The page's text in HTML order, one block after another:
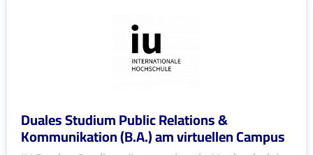
Duales Studium Public Relations &
Kommunikation (B.A.) am virtuellen Campus